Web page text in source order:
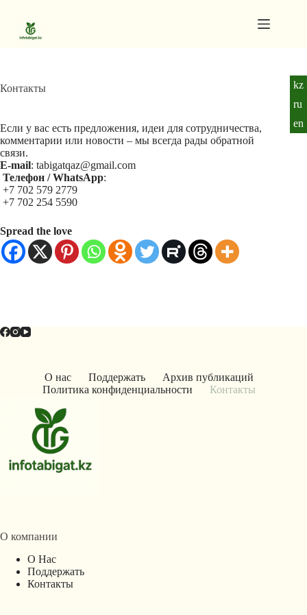
найдено
нас
Поддержать
Политика
конфиденциальности
kz
ru
en
Контакты
Если у вас есть предложения, идеи для сотрудничества,
комментарии или новости – мы всегда рады обратной
связи.
E-mail: tabigatqaz@gmail.com
Телефон / WhatsApp:
+7 702 579 2779
+7 702 254 5590
Spread the love
О нас Поддержать
Архив публикаций
Политика конфиденциальности
Контакты
О компании
О Нас
Поддержать
Контакты